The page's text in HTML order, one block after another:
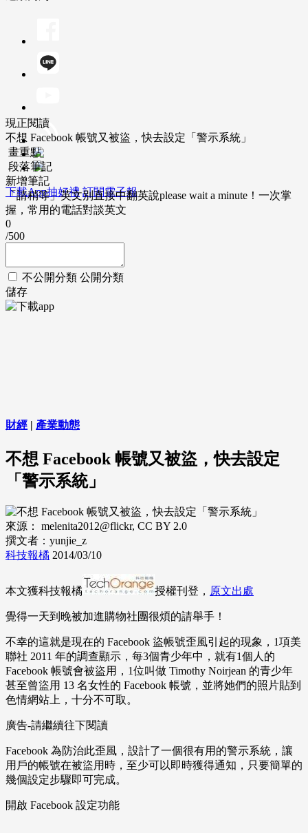
下載App抽好禮 訂閱電子報
現正閱讀
不想 Facebook 帳號又被盜，快去設定「警示系統」
畫重點
段落筆記
新增筆記
「請稍等」英文別直接中翻英說please wait a minute！一次掌
握，常用的電話對談英文
0
/500
不公開分類 公開分類
儲存
財經 | 產業動態
不想 Facebook 帳號又被盜，快去設定
「警示系統」
來源： melenita2012@flickr, CC BY 2.0
撰文者：yunjie_z
科技報橘 2014/03/10
本文獲科技報橘 授權刊登， 原文出處
覺得一天到晚被加進購物社團很煩的請舉手！
不幸的這就是現在的 Facebook 盜帳號歪風引起的現象，1項美
聯社 2011 年的調查顯示，每3個青少年中，就有1個人的
Facebook 帳號會被盜用，1位叫做 Timothy Noirjean 的青少年
甚至曾盜用 13 名女性的 Facebook 帳號，並將她們的照片貼到
色情網站上，十分不可取。
廣告-請繼續往下閱讀
Facebook 為防治此歪風，設計了一個很有用的警示系統，讓
用戶的帳號在被盜用時，至少可以即時獲得通知，只要簡單的
幾個設定步驟即可完成。
開啟 Facebook 設定功能